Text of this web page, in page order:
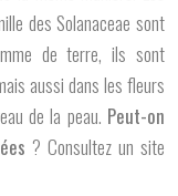
des Solanaceae sont
de terre, ils sont
aussi dans les fleurs
de la peau. Peut-on
? Consultez un site